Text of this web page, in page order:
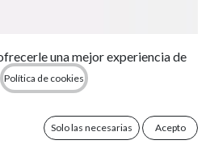
740MU2 - SEA SALT &
120,00€
una mejor experiencia de
Política de cookies
Solo las necesarias Acepto